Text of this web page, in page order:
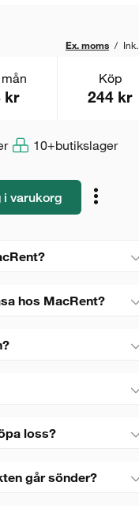
Ex. moms /
10+butikslager
kr
Köp
244 kr
i varukorg
hos MacRent?
loss?
går sönder?